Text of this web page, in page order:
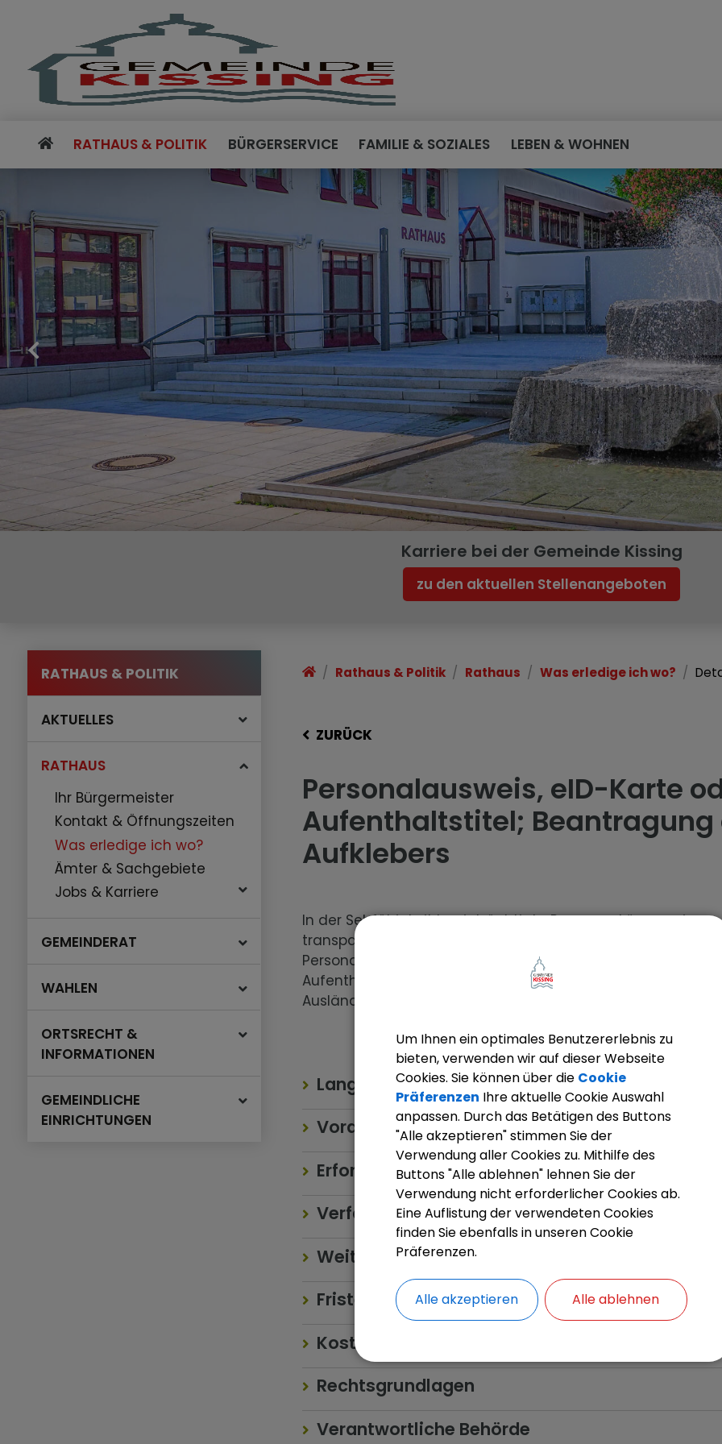
RATHAUS & POLITIK BÜRGERSERVICE FAMILIE & SOZIALES LEBEN & WOHNEN
Karriere bei der Gemeinde Kissing
zu den aktuellen Stellenangeboten
RATHAUS & POLITIK
AKTUELLES
RATHAUS
Ihr Bürgermeister
Kontakt & Öffnungszeiten
Was erledige ich wo?
Ämter & Sachgebiete
Jobs & Karriere
GEMEINDERAT
WAHLEN
ORTSRECHT &
INFORMATIONEN
GEMEINDLICHE
EINRICHTUNGEN
Rathaus & Politik Rathaus Was erledige ich wo?
ZURÜCK
Personalausweis, eID-Karte
Aufenthaltstitel; Beantragung
Aufklebers
In der Sehfähigkeit beeinträchtigte Personen können einen
transparenten Aufkleber mit Brailleschrift für die Rückseite
Personalausweises, der eID-Karte oder des elektronischen
Aufenthaltstitels bei ihrer zuständigen Gemeinde bzw.
Ausländerbehörde beantragen.
Langbeschreibung
Voraussetzungen
Erforderliche Unterlagen
Verfahrensablauf
Weiterführende Links
Fristen
Kosten
Rechtsgrundlagen
Verantwortliche Behörde
Um Ihnen ein optimales Benutzererlebnis zu
bieten, verwenden wir auf dieser Webseite
Cookies. Sie können über die Cookie
Präferenzen Ihre aktuelle Cookie Auswahl
anpassen. Durch das Betätigen des Buttons
"Alle akzeptieren" stimmen Sie der
Verwendung aller Cookies zu. Mithilfe des
Buttons "Alle ablehnen" lehnen Sie der
Verwendung nicht erforderlicher Cookies ab.
Eine Auflistung der verwendeten Cookies
finden Sie ebenfalls in unseren Cookie
Präferenzen.
Alle akzeptieren Alle ablehnen